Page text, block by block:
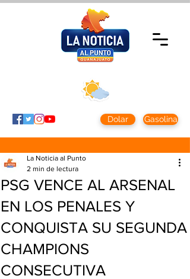
Dolar Gasolina
PSG VENCE AL ARSENAL
EN LOS PENALES Y
CONQUISTA SU SEGUNDA
CHAMPIONS
CONSECUTIVA
La Noticia al Punto
2 min de lectura